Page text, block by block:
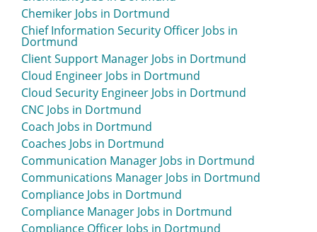
Broker Jobs in Dortmund
Buchhalter Jobs in Dortmund
Buchhaltung Jobs in Dortmund
Büro Jobs in Dortmund
Bürokraft Jobs in Dortmund
Büromanagement Jobs in Dortmund
Business Administrator Jobs in Dortmund
Business Analyst Jobs in Dortmund
Business Coach Jobs in Dortmund
Business Development Jobs in Dortmund
BWL Jobs in Dortmund
Chemiker Jobs in Dortmund
Chief Information Security Officer Jobs in
Dortmund
Client Support Manager Jobs in Dortmund
Cloud Engineer Jobs in Dortmund
Cloud Security Engineer Jobs in Dortmund
CNC Jobs in Dortmund
Coach Jobs in Dortmund
Coaches Jobs in Dortmund
Communication Manager Jobs in Dortmund
Communications Manager Jobs in Dortmund
Compliance Jobs in Dortmund
Compliance Manager Jobs in Dortmund
Compliance Officer Jobs in Dortmund